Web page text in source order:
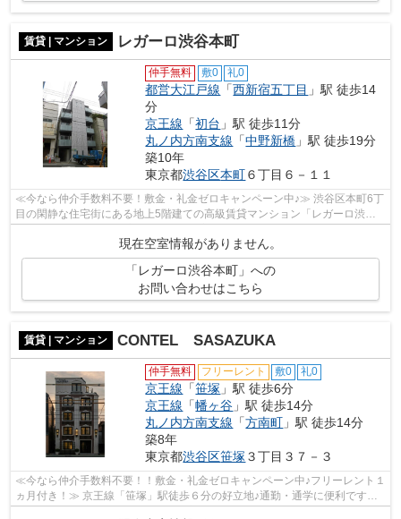
賃貸 | マンション レガーロ渋谷本町
仲手無料 敷0 礼0
都営大江戸線 「西新宿五丁目 」駅 徒歩14
分
京王線 「初台 」駅 徒歩11分
丸ノ内方南支線 「中野新橋 」駅 徒歩19分
築10年
東京都渋谷区本町６丁目６－１１
≪今なら仲介手数料不要！敷金・礼金ゼロキャンペーン中♪≫ 渋谷区本町6丁
目の閑静な住宅街にある地上5階建ての高級賃貸マンション「レガーロ渋谷
現在空室情報がありません。
「レガーロ渋谷本町」への
お問い合わせはこちら
賃貸 | マンション CONTEL SASAZUKA
仲手無料 フリーレント 敷0 礼0
京王線 「笹塚 」駅 徒歩6分
京王線 「幡ヶ谷 」駅 徒歩14分
丸ノ内方南支線 「方南町 」駅 徒歩14分
築8年
東京都渋谷区笹塚 ３丁目３７－３
≪今なら仲介手数料不要！！敷金・礼金ゼロキャンペーン中♪フリーレント１
ヵ月付き！≫ 京王線「笹塚」駅徒歩６分の好立地♪通勤・通学に便利です！
最上階！4.5階部分メゾネットタイプ♪ ...